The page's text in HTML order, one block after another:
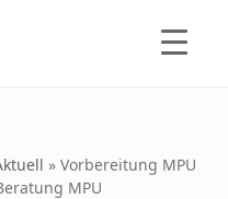
»Vorbereitung MPU
MPU